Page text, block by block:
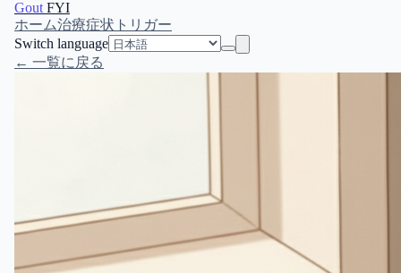
Gout FYI
ホーム治療症状 トリガー
Switch language
← 一覧に戻る